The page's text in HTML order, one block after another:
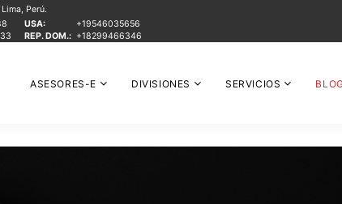
Perú.
USA:
+19546035656
REP. DOM.: +18299466346
ASESORES-E DIVISIONES SERVICIOS